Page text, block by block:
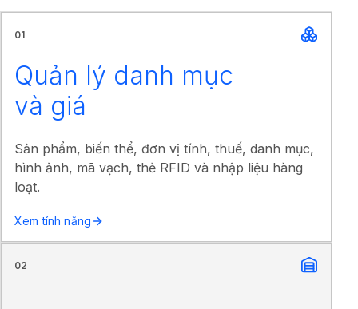
01
Quản lý danh mục
và giá
Sản phẩm, biến thể, đơn vị tính, thuế, danh mục,
hình ảnh, mã vạch, thẻ RFID và nhập liệu hàng
loạt.
Xem tính năng
02